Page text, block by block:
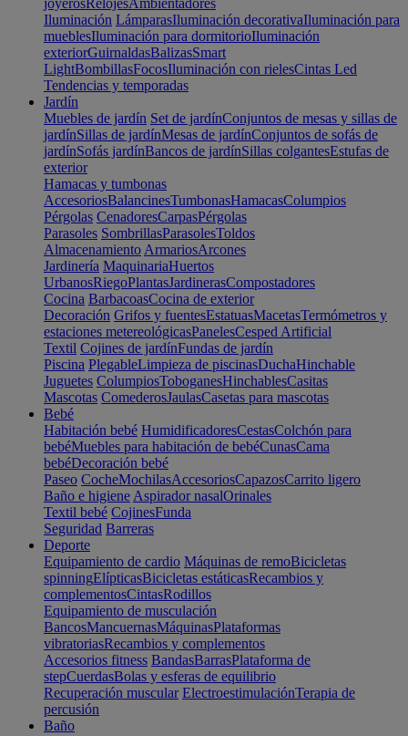
joyerosRelojesAmbientadores
Iluminación LámparasIluminación decorativaIluminación para
mueblesIluminación para dormitorioIluminación
exteriorGuirnaldasBalizasSmart
LightBombillasFocosIluminación con rielesCintas Led
Tendencias y temporadas
Jardín
Muebles de jardín Set de jardínConjuntos de mesas y sillas de
jardínSillas de jardínMesas de jardínConjuntos de sofás de
jardínSofás jardínBancos de jardínSillas colgantesEstufas de
exterior
Hamacas y tumbonas
AccesoriosBalancinesTumbonasHamacasColumpios
Pérgolas CenadoresCarpasPérgolas
Parasoles SombrillasParasolesToldos
Almacenamiento ArmariosArcones
Jardinería MaquinariaHuertos
UrbanosRiegoPlantasJardinerasCompostadores
Cocina BarbacoasCocina de exterior
Decoración Grifos y fuentesEstatuasMacetasTermómetros y
estaciones metereológicasPanelesCesped Artificial
Textil Cojines de jardínFundas de jardín
Piscina PlegableLimpieza de piscinasDuchaHinchable
Juguetes ColumpiosToboganesHinchablesCasitas
Mascotas ComederosJaulasCasetas para mascotas
Bebé
Habitación bebé HumidificadoresCestasColchón para
bebéMuebles para habitación de bebéCunasCama
bebéDecoración bebé
Paseo CocheMochilasAccesoriosCapazosCarrito ligero
Baño e higiene Aspirador nasalOrinales
Textil bebé CojinesFunda
Seguridad Barreras
Deporte
Equipamiento de cardio Máquinas de remoBicicletas
spinningElípticasBicicletas estáticasRecambios y
complementosCintasRodillos
Equipamiento de musculación
BancosMancuernasMáquinasPlataformas
vibratoriasRecambios y complementos
Accesorios fitness BandasBarrasPlataforma de
stepCuerdasBolas y esferas de equilibrio
Recuperación muscular ElectroestimulaciónTerapia de
percusión
Baño